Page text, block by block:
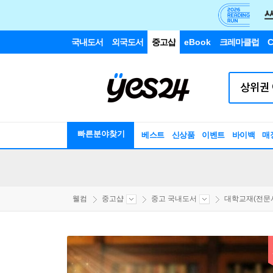
국내도서 외국도서 중고샵 eBook 크레마클럽
빠른분야찾기 베스트 신상품 이벤트 바이백 매
웰컴 중고샵 중고 국내도서 대학교재(전문